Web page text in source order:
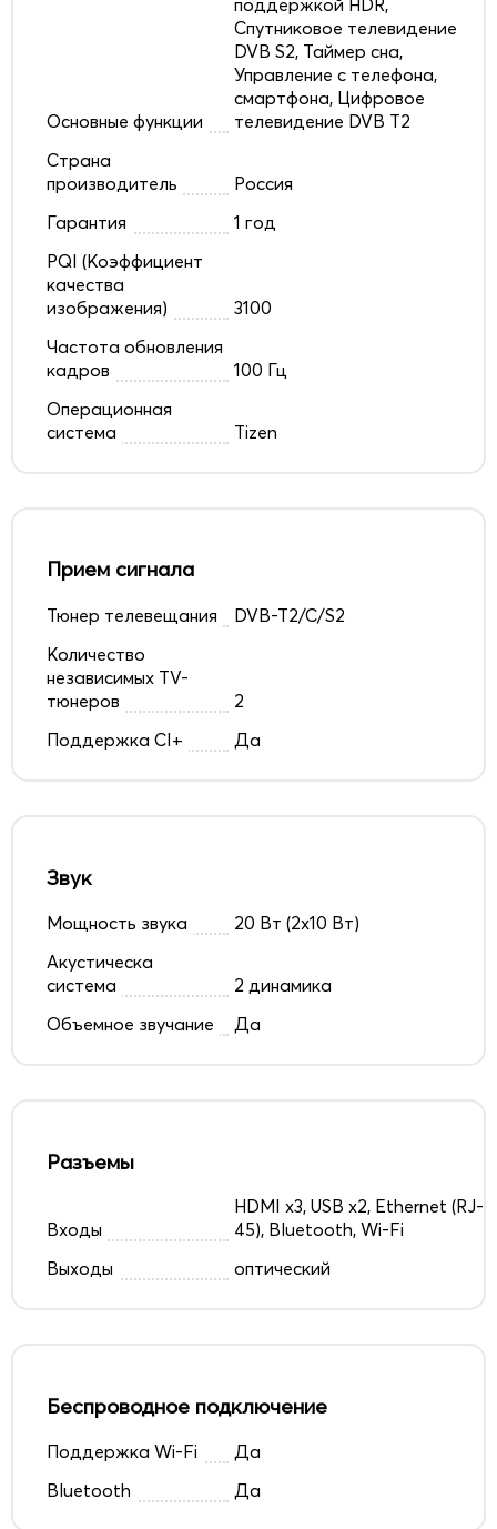
Основные функции
Спутниковое телевидение
DVB S2, Таймер сна,
Управление с телефона,
смартфона, Цифровое
телевидение DVB T2
Страна
производитель
Россия
Гарантия
1 год
PQI (Коэффициент
качества
изображения)
3100
Частота обновления
кадров
100 Гц
Операционная
система
Tizen
Прием сигнала
Тюнер телевещания
DVB-T2/C/S2
Количество
независимых TV-
тюнеров
2
Поддержка CI+
Да
Звук
Мощность звука
20 Вт (2x10 Вт)
Акустическа
система
2 динамика
Объемное звучание
Да
Разъемы
Входы
HDMI x3, USB x2, Ethernet (RJ-
45), Bluetooth, Wi-Fi
Выходы
оптический
Беспроводное подключение
Поддержка Wi-Fi
Да
Bluetooth
Да